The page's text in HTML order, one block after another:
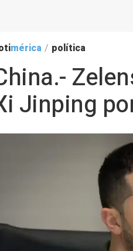
mérica / política
Jinping